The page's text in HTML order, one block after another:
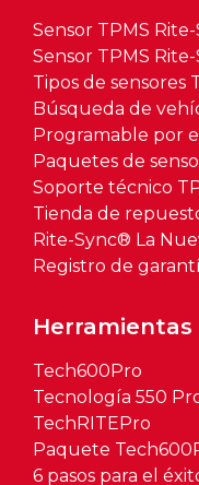
Sensor TPMS
Sensor TPMS
Tipos de sensores
Búsqueda de
Programable por
Paquetes de
Soporte técnico
Tienda de
Rite-Sync® La
Registro de
Herramientas
Tech600Pro
Tecnología 550
TechRITEPro
Paquete
6 pasos para el